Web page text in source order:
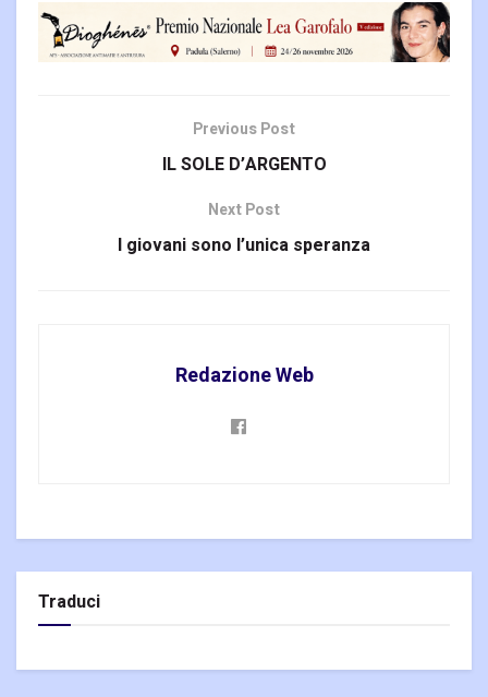
Previous Post
IL SOLE D’ARGENTO
Next Post
I giovani sono l’unica speranza
Redazione Web
Traduci